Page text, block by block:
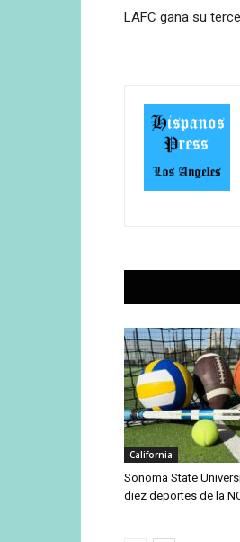
LAFC gana su
California
Sonoma State
diez deportes de la